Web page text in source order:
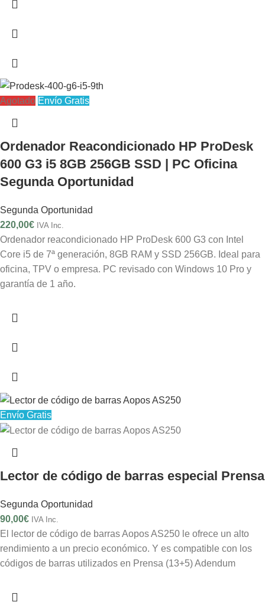
Agotado Envío Gratis
Ordenador Reacondicionado HP ProDesk
600 G3 i5 8GB 256GB SSD | PC Oficina
Segunda Oportunidad
Segunda Oportunidad
220,00€ IVA Inc.
Ordenador reacondicionado HP ProDesk 600 G3 con Intel
Core i5 de 7ª generación, 8GB RAM y SSD 256GB. Ideal para
oficina, TPV o empresa. PC revisado con Windows 10 Pro y
garantía de 1 año.
Envío Gratis
Lector de código de barras especial Prensa
Segunda Oportunidad
90,00€ IVA Inc.
El lector de código de barras Aopos AS250 le ofrece un alto
rendimiento a un precio económico. Y es compatible con los
códigos de barras utilizados en Prensa (13+5) Adendum